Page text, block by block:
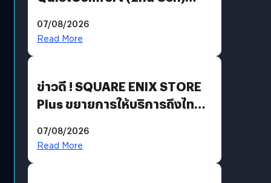
07/08/2026
Read More
ข่าวดี ! SQUARE ENIX STORE
Plus ขยายการให้บริการถึงไทย
โดยตรง
07/08/2026
Read More